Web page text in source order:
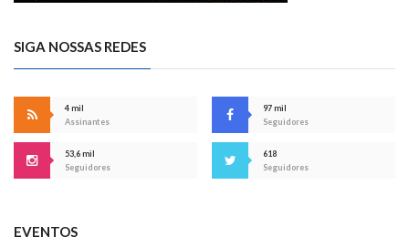
SIGA NOSSAS REDES
4 mil
Assinantes
97 mil
Seguidores
53,6 mil
Seguidores
618
Seguidores
EVENTOS